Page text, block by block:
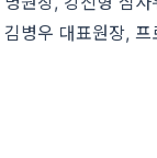
병우 대표원장,